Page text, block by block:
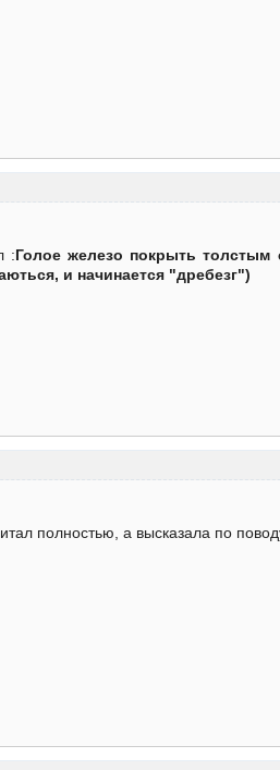
:Голое железо покрыть
и начинается "дребезг")
полностью, а высказала по